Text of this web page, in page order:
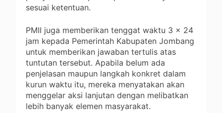
sesuai ketentuan.
PMII juga memberikan tenggat waktu 3 x 24
jam kepada Pemerintah Kabupaten Jombang
untuk memberikan jawaban tertulis atas
tuntutan tersebut. Apabila belum ada
penjelasan maupun langkah konkret dalam
kurun waktu itu, mereka menyatakan akan
menggelar aksi lanjutan dengan melibatkan
lebih banyak elemen masyarakat.